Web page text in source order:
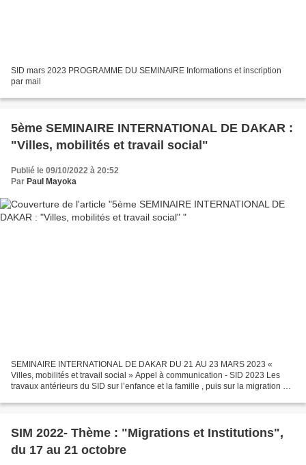
SID mars 2023 PROGRAMME DU SEMINAIRE Informations et inscription
par mail
5ème SEMINAIRE INTERNATIONAL DE DAKAR :
"Villes, mobilités et travail social"
Publié le 09/10/2022 à 20:52
Par Paul Mayoka
SEMINAIRE INTERNATIONAL DE DAKAR DU 21 AU 23 MARS 2023 «
Villes, mobilités et travail social » Appel à communication - SID 2023 Les
travaux antérieurs du SID sur l’enfance et la famille , puis sur la migration et
SIM 2022- Thème : "Migrations et Institutions",
du 17 au 21 octobre